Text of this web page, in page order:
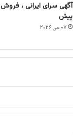
آگهی سرای ایرانی ،
پیش
۰۷ می ۲۰۲۶